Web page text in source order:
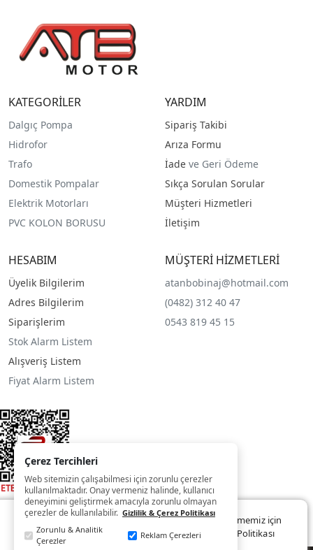
Web sitemizde size daha iyi ve kaliteli hizmet sunabilmemiz için
çerezler kullanılmaktadır. Detaylar:Gizlilik ve Çerez Politikası
KATEGORİLER
Dalgıç Pompa
Hidrofor
Trafo
Domestik Pompalar
Elektrik Motorları
PVC KOLON BORUSU
YARDIM
Sipariş Takibi
Arıza Formu
İade ve Geri Ödeme
Sıkça Sorulan Sorular
Müşteri Hizmetleri
İletişim
HESABIM
Üyelik Bilgilerim
Adres Bilgilerim
Siparişlerim
Stok Alarm Listem
Alışveriş Listem
Fiyat Alarm Listem
MÜŞTERİ HİZMETLERİ
atanbobinaj@hotmail.com
(0482) 312 40 47
0543 819 45 15
Çerez Tercihleri
Web sitemizin çalışabilmesi için zorunlu çerezler
kullanılmaktadır. Onay vermeniz halinde, kullanıcı
deneyimini geliştirmek amacıyla zorunlu olmayan
çerezler de kullanılabilir. Gizlilik & Çerez Politikası
Zorunlu & Analitik
Çerezler
Reklam Çerezleri